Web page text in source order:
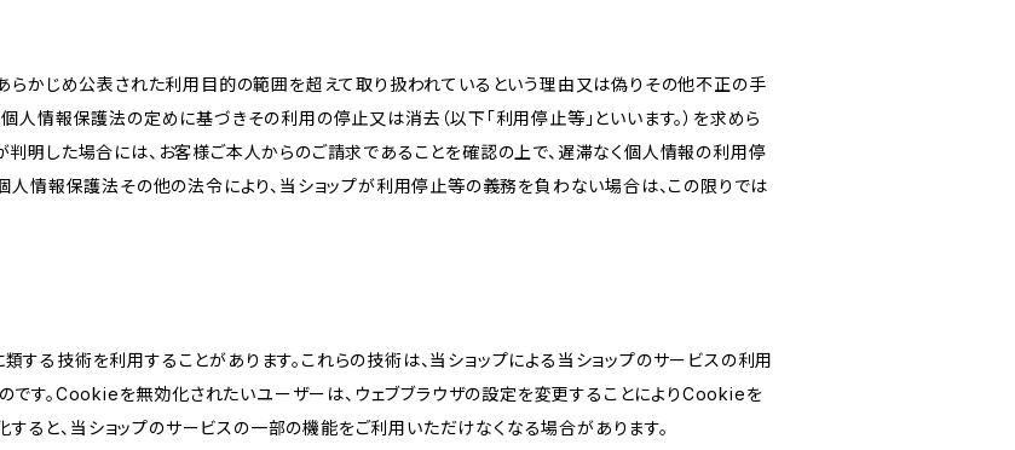
らかじめ公表された利用目的の範囲を超えて取り扱われているという理由又は偽りその他不正の手
人情報保護法の定めに基づきその利用の停止又は消去（以下「利用停止等」といいます。）を求めら
明した場合には、お客様ご本人からのご請求であることを確認の上で、遅滞なく個人情報の利用停
人情報保護法その他の法令により、当ショップが利用停止等の義務を負わない場合は、この限りでは
する技術を利用することがあります。これらの技術は、当ショップによる当ショップのサービスの利用
です。Cookieを無効化されたいユーザーは、ウェブブラウザの設定を変更することによりCookieを
ると、当ショップのサービスの一部の機能をご利用いただけなくなる場合があります。